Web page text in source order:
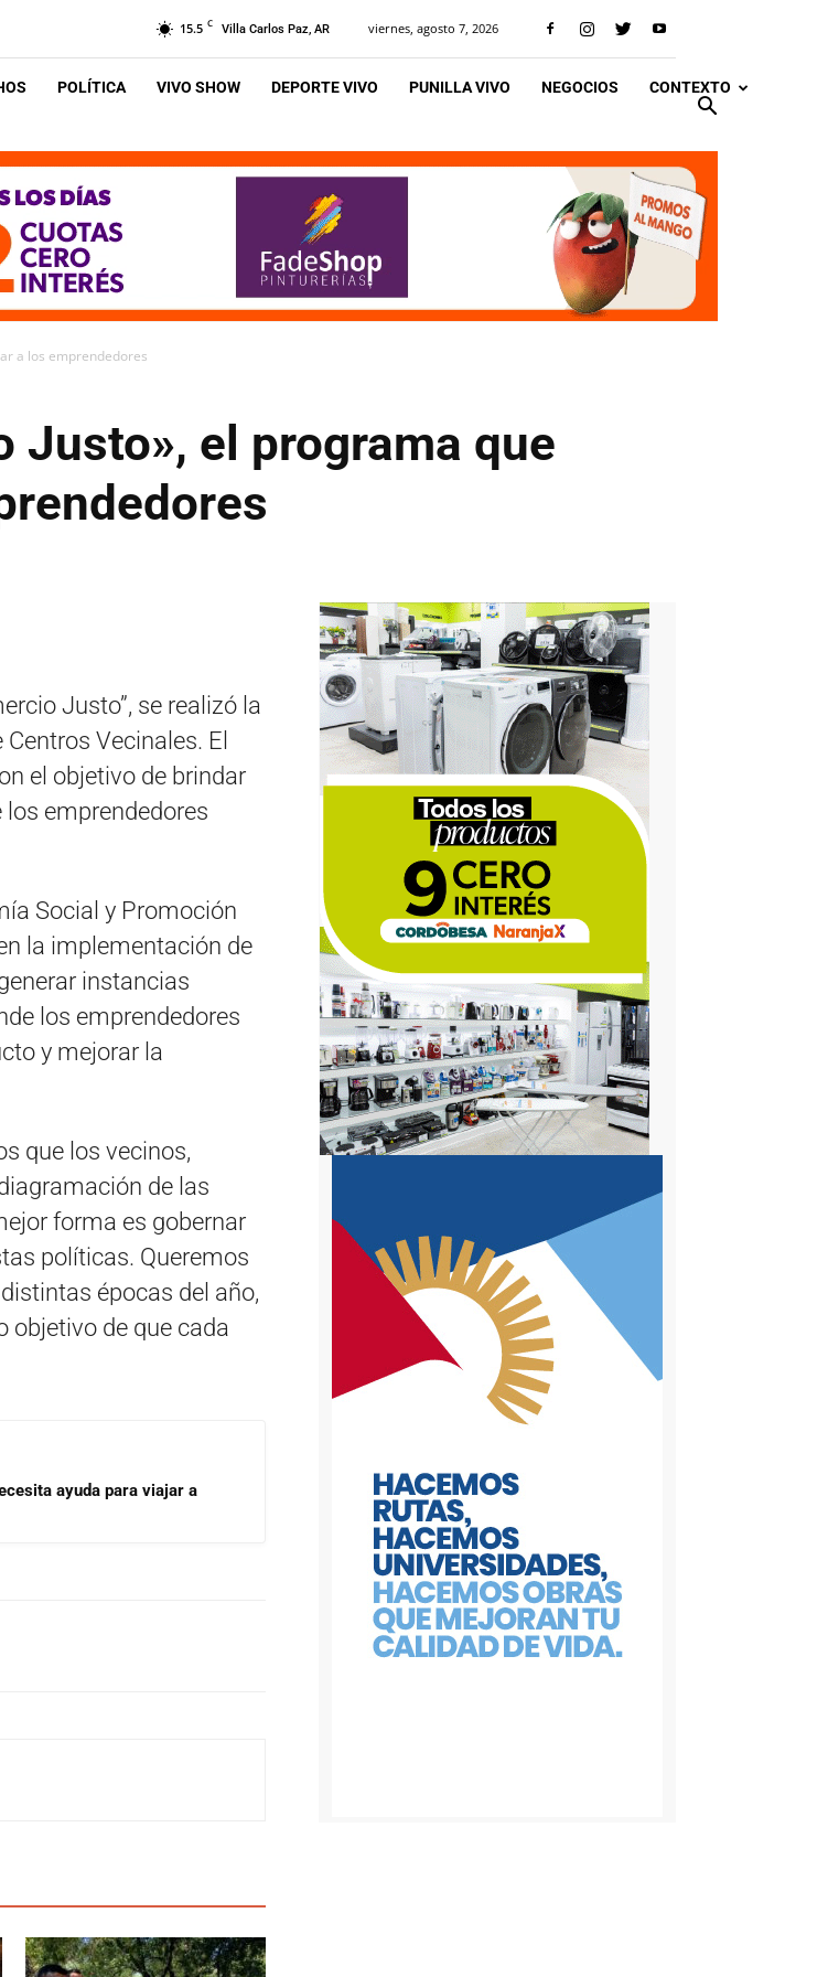
15.5 C Villa Carlos Paz, AR viernes, agosto 7, 2026
POLÍTICA VIVO SHOW DEPORTE VIVO PUNILLA VIVO NEGOCIOS CONTEXTO
a los emprendedores
Justo», el programa que
Justo”, se realizó la
Vecinales. El
el objetivo de brindar
emprendedores
Social y Promoción
la implementación de
instancias
los emprendedores
y mejorar la
que los vecinos,
de las
forma es gobernar
políticas. Queremos
épocas del año,
objetivo de que cada
ayuda para viajar a